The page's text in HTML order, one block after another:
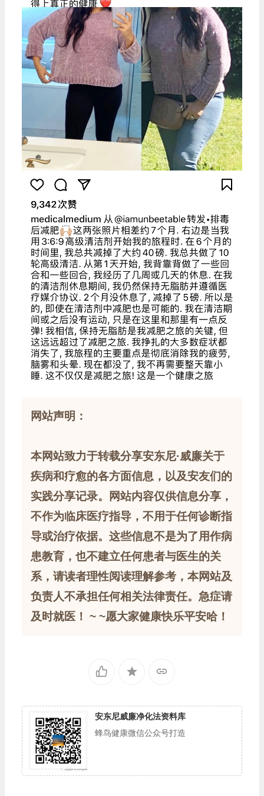
网站声明：
本网站致力于转载分享安东尼·威廉关于
疾病和疗愈的各方面信息，以及安友们的
实践分享记录。网站内容仅供信息分享，
不作为临床医疗指导，不用于任何诊断指
导或治疗依据。这些信息不是为了用作病
患教育，也不建立任何患者与医生的关
系，请读者理性阅读理解参考，本网站及
负责人不承担任何相关法律责任。急症请
及时就医！ ~ ~愿大家健康快乐平安哈！
安东尼威廉净化法资料库
蜂鸟健康微信公众号打造